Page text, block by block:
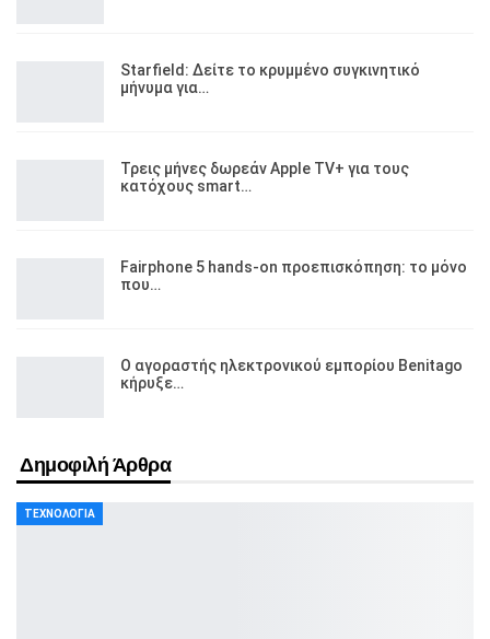
Starfield: Δείτε το κρυμμένο συγκινητικό
μήνυμα για…
Τρεις μήνες δωρεάν Apple TV+ για τους
κατόχους smart…
Fairphone 5 hands-on προεπισκόπηση: το μόνο
που…
Ο αγοραστής ηλεκτρονικού εμπορίου Benitago
κήρυξε…
Δημοφιλή Άρθρα
ΤΕΧΝΟΛΟΓΊΑ